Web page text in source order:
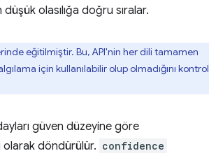
olasılığa doğru sıralar.
eğitilmiştir. Bu, API'nin her dili tamamen
için kullanılabilir olup olmadığını kontrol
güven düzeyine göre
olarak döndürülür. confidence